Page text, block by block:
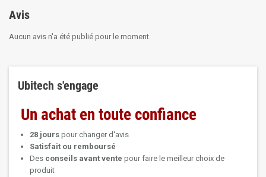
Avis
Aucun avis n'a été publié pour le moment.
Ubitech s'engage
Un achat en toute confiance
28 jours pour changer d'avis
Satisfait ou remboursé
Des conseils avant vente pour faire le meilleur choix de
produit